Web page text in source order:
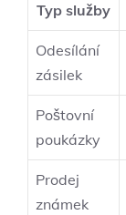
Typ služby
Odesílání
zásilek
Poštovní
poukázky
Prodej
známek